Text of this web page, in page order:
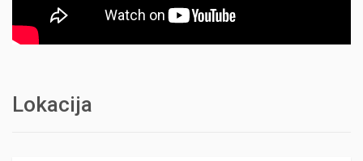
Lokacija